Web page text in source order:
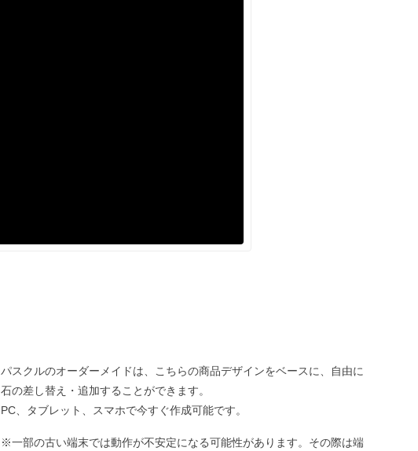
パスクルのオーダーメイドは、こちらの商品デザインをベースに、自由に
石の差し替え・追加することができます。
PC、タブレット、スマホで今すぐ作成可能です。
※一部の古い端末では動作が不安定になる可能性があります。その際は端